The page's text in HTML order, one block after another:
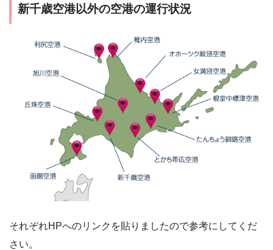
新千歳空港以外の空港の運行状況
それぞれHPへのリンクを貼りましたので参考にしてくだ
さい。